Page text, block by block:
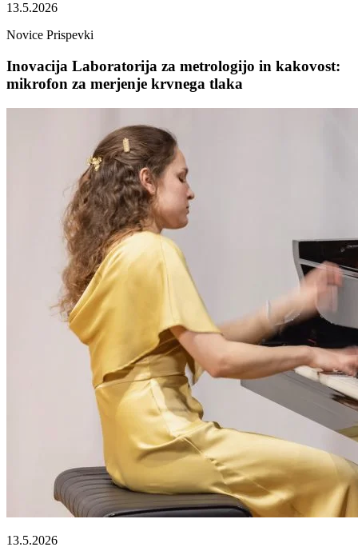
13.5.2026
Novice Prispevki
Inovacija Laboratorija za metrologijo in kakovost:
mikrofon za merjenje krvnega tlaka
13.5.2026